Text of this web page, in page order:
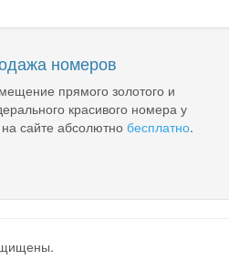
номеров
прямого золотого и
красивого номера у
сайте абсолютно бесплатно.